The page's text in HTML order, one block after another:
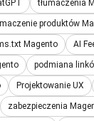
tłumaczenia
produktów
Magento AI
podmiana
Projektowanie UX
zabezpieczenia